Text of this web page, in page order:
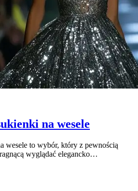
na wesele
wesele to wybór, który z pewnością
wyglądać elegancko…